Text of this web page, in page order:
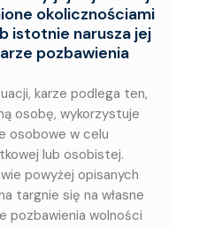
okolicznościami
istotnie narusza jej
pozbawienia
karze podlega ten,
osobę, wykorzystuje
osobowe w celu
lub osobistej.
powyżej opisanych
targnie się na własne
pozbawienia wolności